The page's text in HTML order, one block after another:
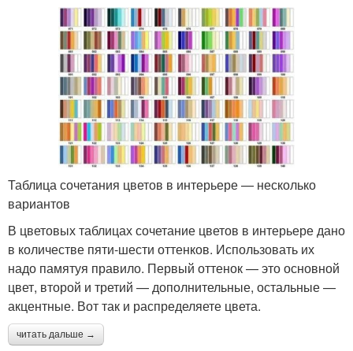
Таблица сочетания цветов в интерьере — несколько
вариантов
В цветовых таблицах сочетание цветов в интерьере дано
в количестве пяти-шести оттенков. Использовать их
надо памятуя правило. Первый оттенок — это основной
цвет, второй и третий — дополнительные, остальные —
акцентные. Вот так и распределяете цвета.
читать дальше →